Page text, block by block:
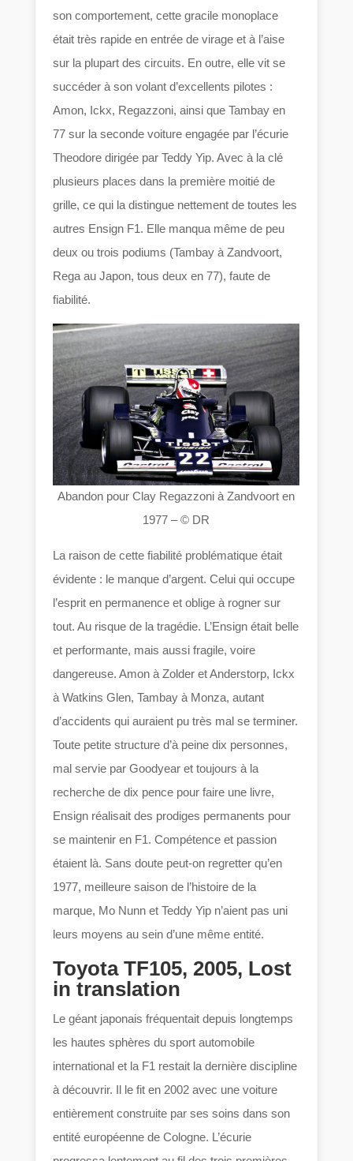
son comportement, cette gracile monoplace
était très rapide en entrée de virage et à l’aise
sur la plupart des circuits. En outre, elle vit se
succéder à son volant d’excellents pilotes :
Amon, Ickx, Regazzoni, ainsi que Tambay en
77 sur la seconde voiture engagée par l’écurie
Theodore dirigée par Teddy Yip. Avec à la clé
plusieurs places dans la première moitié de
grille, ce qui la distingue nettement de toutes les
autres Ensign F1. Elle manqua même de peu
deux ou trois podiums (Tambay à Zandvoort,
Rega au Japon, tous deux en 77), faute de
fiabilité.
Abandon pour Clay Regazzoni à Zandvoort en
1977 – © DR
La raison de cette fiabilité problématique était
évidente : le manque d’argent. Celui qui occupe
l’esprit en permanence et oblige à rogner sur
tout. Au risque de la tragédie. L’Ensign était belle
et performante, mais aussi fragile, voire
dangereuse. Amon à Zolder et Anderstorp, Ickx
à Watkins Glen, Tambay à Monza, autant
d’accidents qui auraient pu très mal se terminer.
Toute petite structure d’à peine dix personnes,
mal servie par Goodyear et toujours à la
recherche de dix pence pour faire une livre,
Ensign réalisait des prodiges permanents pour
se maintenir en F1. Compétence et passion
étaient là. Sans doute peut-on regretter qu’en
1977, meilleure saison de l’histoire de la
marque, Mo Nunn et Teddy Yip n’aient pas uni
leurs moyens au sein d’une même entité.
Toyota TF105, 2005, Lost
in translation
Le géant japonais fréquentait depuis longtemps
les hautes sphères du sport automobile
international et la F1 restait la dernière discipline
à découvrir. Il le fit en 2002 avec une voiture
entièrement construite par ses soins dans son
entité européenne de Cologne. L’écurie